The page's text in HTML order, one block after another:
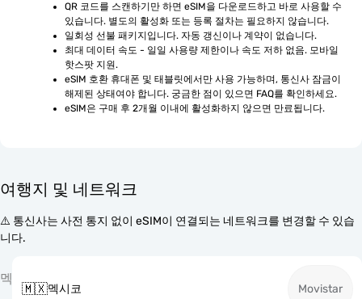
QR 코드를 스캔하기만 하면 eSIM을 다운로드하고 바로 사용할 수
있습니다. 별도의 활성화 또는 등록 절차는 필요하지 않습니다.
일회성 선불 패키지입니다. 자동 갱신이나 계약이 없습니다.
최대 데이터 속도 - 일일 사용량 제한이나 속도 저하 없음. 모바일
핫스팟 지원.
eSIM 호환 휴대폰 및 태블릿에서만 사용 가능하며, 통신사 잠금이
해제된 상태여야 합니다. 궁금한 점이 있으면 FAQ를 확인하세요.
eSIM은 구매 후 2개월 이내에 활성화하지 않으면 만료됩니다.
여행지 및 네트워크
⚠️ 통신사는 사전 통지 없이 eSIM이 연결되는 네트워크를 변경할 수 있습
니다.
멕
🇲🇽멕시코 Movistar